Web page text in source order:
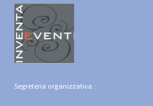
Segreteria organizzativa :